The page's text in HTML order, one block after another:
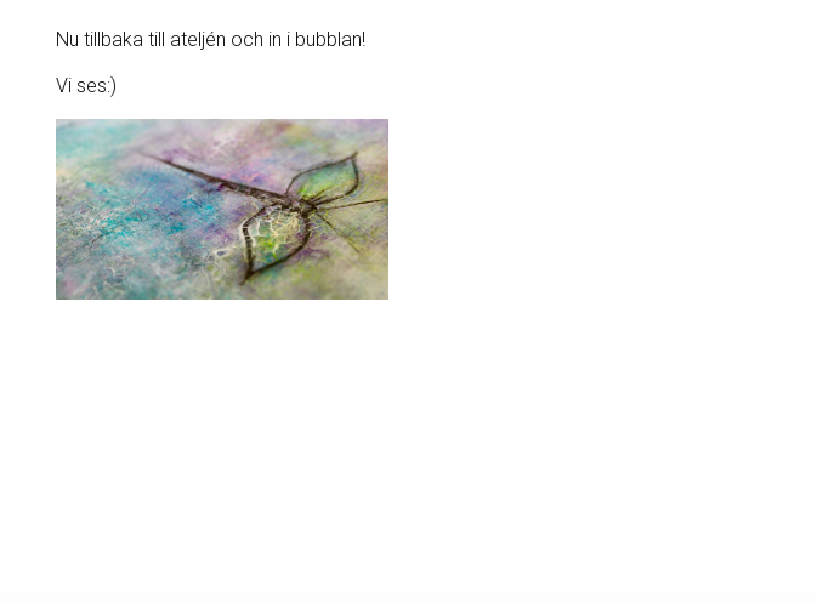
Nu tillbaka till ateljén och in i bubblan!
Vi ses:)